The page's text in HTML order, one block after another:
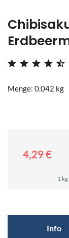
Menge: 0,042 kg
4,29 €
1
Info